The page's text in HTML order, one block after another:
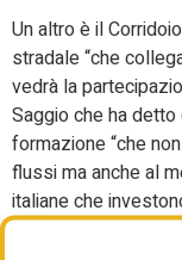
Un altro è il
stradale “che
vedrà la
Saggio che ha
formazione “che
flussi ma anche al
italiane che
qualificata”.